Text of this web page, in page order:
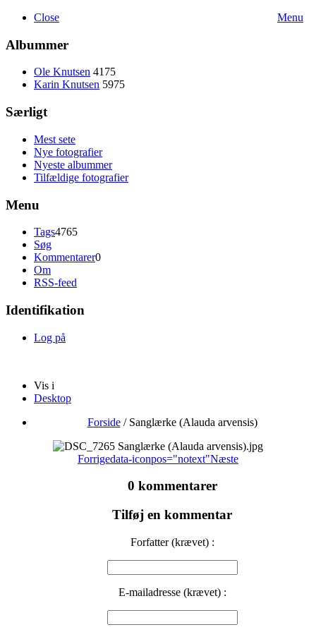
Menu
Close
Albummer
Ole Knutsen 4175
Karin Knutsen 5975
Særligt
Mest sete
Nye fotografier
Nyeste albummer
Tilfældige fotografier
Menu
Tags4765
Søg
Kommentarer0
Om
RSS-feed
Identifikation
Log på
Vis i
Desktop
Forside/ Sanglærke (Alauda arvensis)
Forrigedata-iconpos="notext"Næste
0 kommentarer
Tilføj en kommentar
Forfatter (krævet) :
E-mailadresse (krævet) :